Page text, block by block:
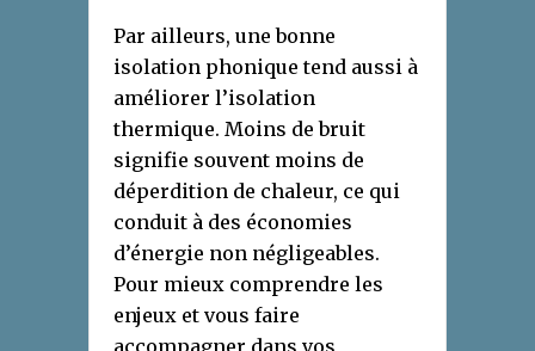
Par ailleurs, une bonne
isolation phonique tend aussi à
améliorer l’isolation
thermique. Moins de bruit
signifie souvent moins de
déperdition de chaleur, ce qui
conduit à des économies
d’énergie non négligeables.
Pour mieux comprendre les
enjeux et vous faire